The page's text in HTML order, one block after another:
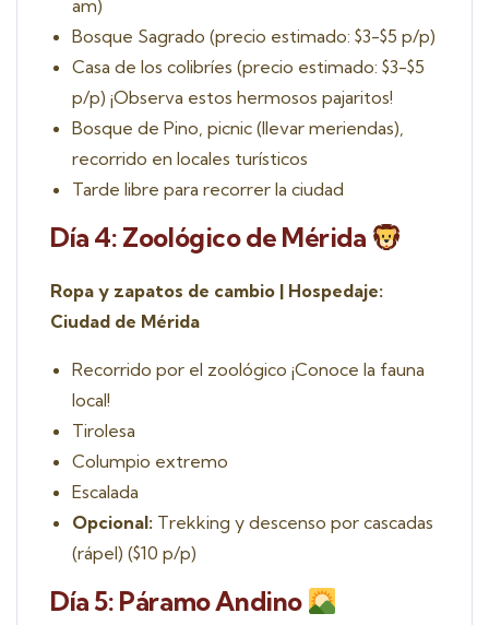
am)
Bosque Sagrado (precio estimado: $3-$5 p/p)
Casa de los colibríes (precio estimado: $3-$5
p/p) ¡Observa estos hermosos pajaritos!
Bosque de Pino, picnic (llevar meriendas),
recorrido en locales turísticos
Tarde libre para recorrer la ciudad
Día 4: Zoológico de Mérida
Ropa y zapatos de cambio | Hospedaje:
Ciudad de Mérida
Recorrido por el zoológico ¡Conoce la fauna
local!
Tirolesa
Columpio extremo
Escalada
Opcional: Trekking y descenso por cascadas
(rápel) ($10 p/p)
Día 5: Páramo Andino